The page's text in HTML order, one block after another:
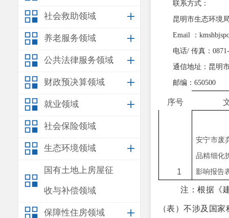
社会救助领域
养老服务领域
公共法律服务领域
财政预决算领域
就业领域
社会保险领域
生态环境领域
国有土地上房屋征
收与补偿领域
保障性住房领域
联系方式：
昆明市生态环境
Email ：
电话/ 传真：
通信地址：昆明
邮编： 650500
序号
1
安宁市废
品精细化
影响报告
注：根据《
（表）不涉及国